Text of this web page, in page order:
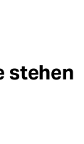
stehen